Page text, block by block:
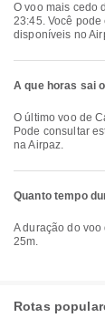
O voo mais cedo de Cairo para Johannesburg com a EgyptAir parte às
23:45. Você
disponíveis no
A que horas sai
O último voo de Cairo para Johannesburg com a EgyptAir parte às 23:45.
Pode consultar
na Airpaz.
Quanto tempo
A duração do voo de Cairo para Johannesburg é de aproximadamente 7h
25m.
Rotas